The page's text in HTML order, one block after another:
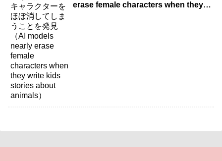
erase female characters when they